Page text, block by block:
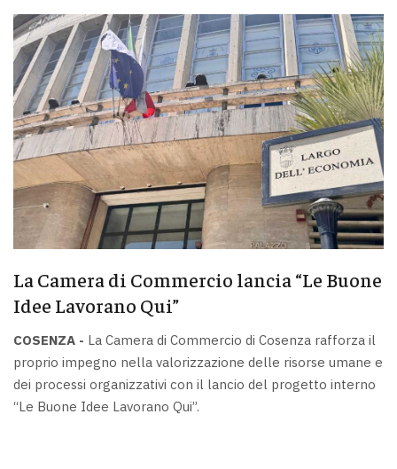
La Camera di Commercio lancia “Le Buone
Idee Lavorano Qui”
COSENZA - La Camera di Commercio di Cosenza rafforza il
proprio impegno nella valorizzazione delle risorse umane e
dei processi organizzativi con il lancio del progetto interno
“Le Buone Idee Lavorano Qui”.